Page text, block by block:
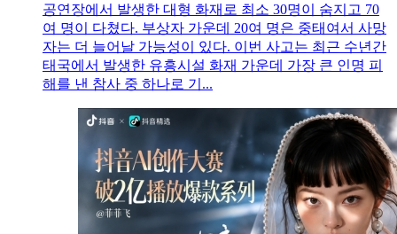
공연장에서 발생한 대형 화재로 최소 30명이 숨지고 70
여 명이 다쳤다. 부상자 가운데 20여 명은 중태여서 사망
자는 더 늘어날 가능성이 있다. 이번 사고는 최근 수년간
태국에서 발생한 유흥시설 화재 가운데 가장 큰 인명 피
해를 낸 참사 중 하나로 기...